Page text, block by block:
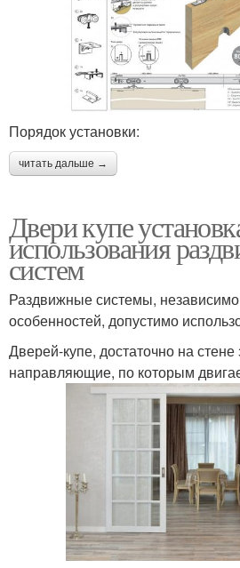
Порядок установки:
читать дальше →
Двери купе
использования
систем
Раздвижные системы,
особенностей, допустимо
Дверей-купе, достаточно на стене
направляющие, по которым